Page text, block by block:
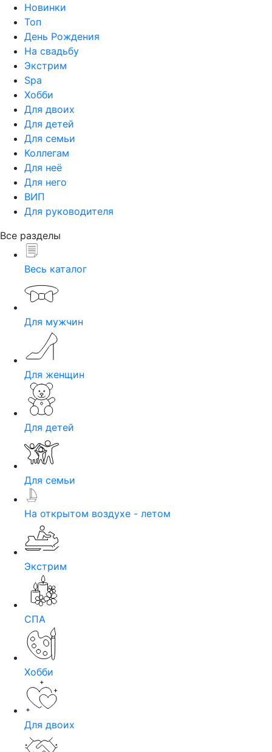
Новинки
Топ
День Рождения
На свадьбу
Экстрим
Spa
Хобби
Для двоих
Для детей
Для семьи
Коллегам
Для неё
Для него
ВИП
Для руководителя
Все разделы
Весь каталог
Для мужчин
Для женщин
Для детей
Для семьи
На открытом воздухе - летом
Экстрим
СПА
Хобби
Для двоих